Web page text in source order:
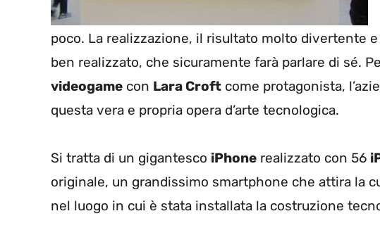
poco. La realizzazione, il risultato molto divertente
ben realizzato, che sicuramente farà parlare di sé.
videogame con Lara Croft come protagonista,
questa vera e propria opera d’arte tecnologica.
Si tratta di un gigantesco iPhone realizzato con 56
originale, un grandissimo smartphone che attira la
nel luogo in cui è stata installata la costruzione